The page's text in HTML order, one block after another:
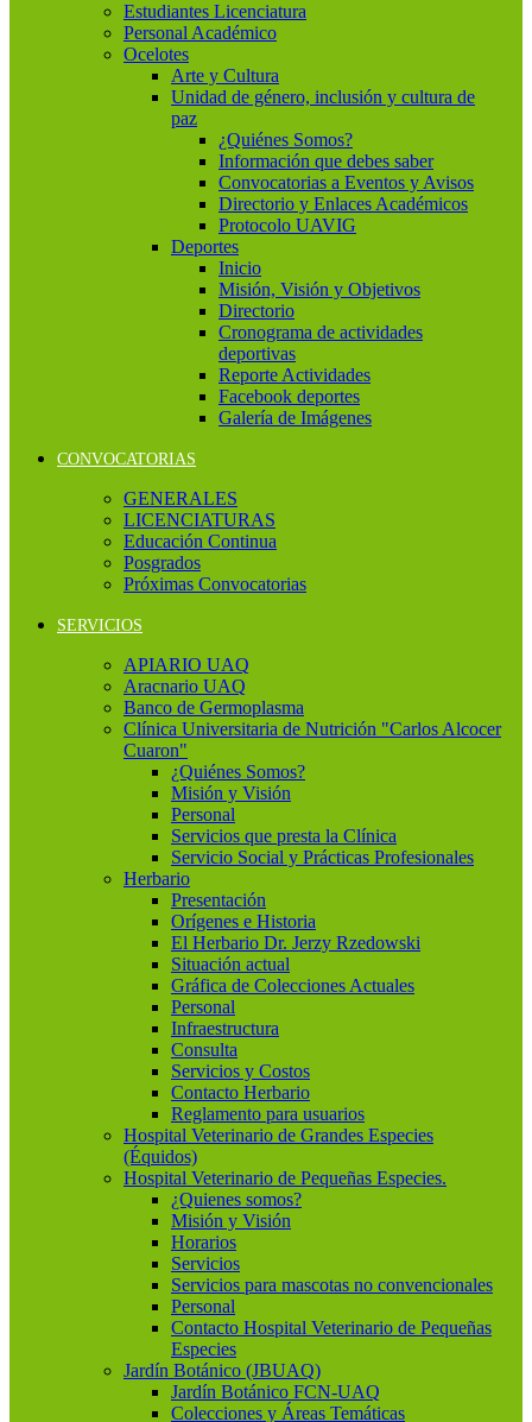
Estudiantes Licenciatura
Personal Académico
Ocelotes
Arte y Cultura
Unidad de género, inclusión y cultura de
paz
¿Quiénes Somos?
Información que debes saber
Convocatorias a Eventos y Avisos
Directorio y Enlaces Académicos
Protocolo UAVIG
Deportes
Inicio
Misión, Visión y Objetivos
Directorio
Cronograma de actividades
deportivas
Reporte Actividades
Facebook deportes
Galería de Imágenes
CONVOCATORIAS
GENERALES
LICENCIATURAS
Educación Continua
Posgrados
Próximas Convocatorias
SERVICIOS
APIARIO UAQ
Aracnario UAQ
Banco de Germoplasma
Clínica Universitaria de Nutrición "Carlos Alcocer
Cuaron"
¿Quiénes Somos?
Misión y Visión
Personal
Servicios que presta la Clínica
Servicio Social y Prácticas Profesionales
Herbario
Presentación
Orígenes e Historia
El Herbario Dr. Jerzy Rzedowski
Situación actual
Gráfica de Colecciones Actuales
Personal
Infraestructura
Consulta
Servicios y Costos
Contacto Herbario
Reglamento para usuarios
Hospital Veterinario de Grandes Especies
(Équidos)
Hospital Veterinario de Pequeñas Especies.
¿Quienes somos?
Misión y Visión
Horarios
Servicios
Servicios para mascotas no convencionales
Personal
Contacto Hospital Veterinario de Pequeñas
Especies
Jardín Botánico (JBUAQ)
Jardín Botánico FCN-UAQ
Colecciones y Áreas Temáticas